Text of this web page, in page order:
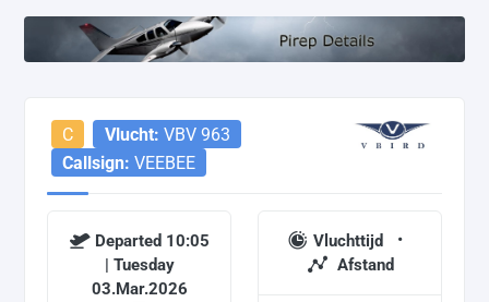
C Vlucht: VBV 963
Callsign: VEEBEE
Departed 10:05
| Tuesday
03.Mar.2026
Vluchttijd
Afstand